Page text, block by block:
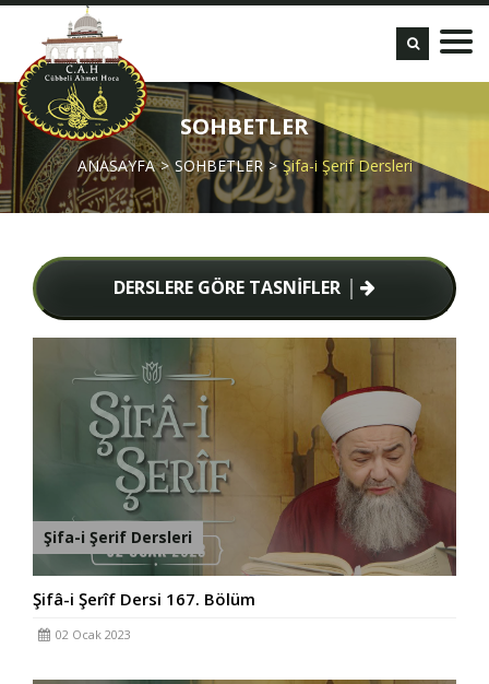
SOHBETLER
ANASAYFA SOHBETLER Şifa-i Şerif Dersleri
DERSLERE GÖRE TASNİFLER
Şifa-i Şerif Dersleri
Şifâ-i Şerîf Dersi 167. Bölüm
02 Ocak 2023